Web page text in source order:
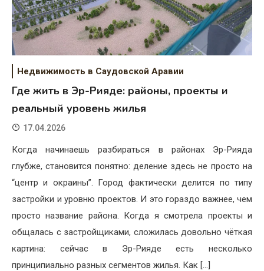
Недвижимость в Саудовской Аравии
Где жить в Эр-Рияде: районы, проекты и
реальный уровень жилья
17.04.2026
Когда начинаешь разбираться в районах Эр-Рияда
глубже, становится понятно: деление здесь не просто на
“центр и окраины”. Город фактически делится по типу
застройки и уровню проектов. И это гораздо важнее, чем
просто название района. Когда я смотрела проекты и
общалась с застройщиками, сложилась довольно чёткая
картина: сейчас в Эр-Рияде есть несколько
принципиально разных сегментов жилья. Как […]